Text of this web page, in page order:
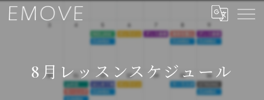
8月レッスンスケジュール